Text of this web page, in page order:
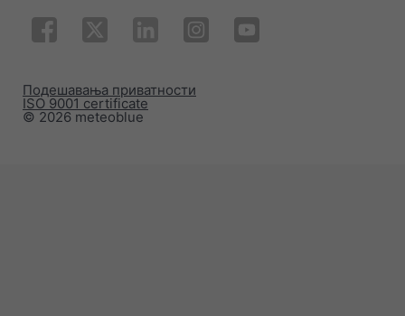
© 2026 meteoblue
ISO 9001 certificate
Подешавања приватности